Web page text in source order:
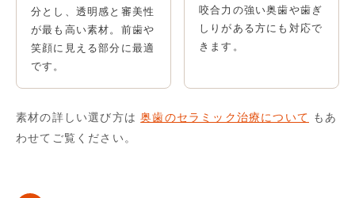
分とし、透明感と審美性
が最も高い素材。前歯や
笑顔に見える部分に最適
です。
咬合力の強い奥歯や歯ぎ
しりがある方にも対応で
きます。
素材の詳しい選び方は奥歯のセラミック治療について もあ
わせてご覧ください。